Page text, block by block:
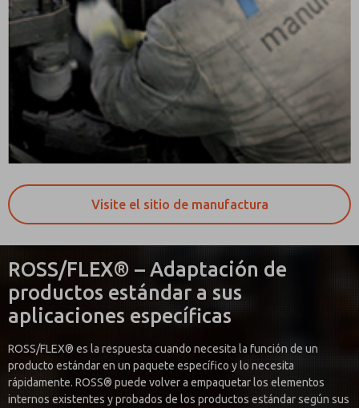
Visite el sitio de manufactura
ROSS/FLEX® – Adaptación de
productos estándar a sus
aplicaciones específicas
ROSS/FLEX® es la respuesta cuando necesita la función de un
producto estándar en un paquete específico y lo necesita
rápidamente. ROSS® puede volver a empaquetar los elementos
internos existentes y probados de los productos estándar según sus